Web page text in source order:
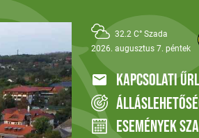
32.2 C° Szada
2026. augusztus 7. péntek
KAPCSOLATI
ESEMÉNYEK